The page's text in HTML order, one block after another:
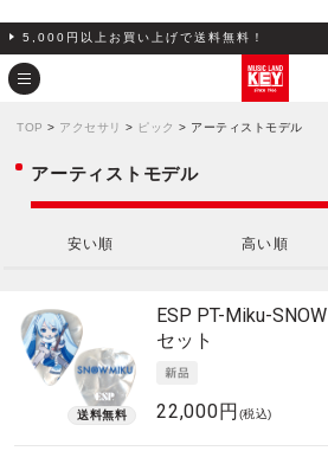
5,000円以上お買い上げで送料無料！
TOP > アクセサリ > ピック > アーティストモデル
アーティストモデル
安い順 高い順
ESP PT-Miku-
セット
22,000円 (税込)